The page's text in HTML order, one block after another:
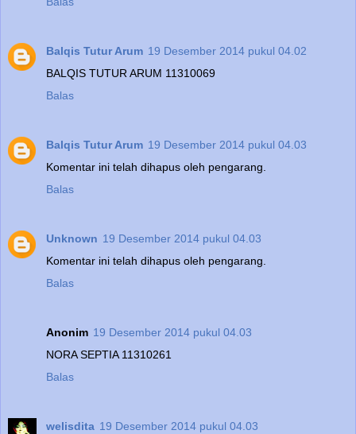
Balqis Tutur Arum 19 Desember 2014 pukul 04.02
BALQIS TUTUR ARUM 11310069
Balas
Balqis Tutur Arum 19 Desember 2014 pukul 04.03
Komentar ini telah dihapus oleh pengarang.
Balas
Unknown 19 Desember 2014 pukul 04.03
Komentar ini telah dihapus oleh pengarang.
Balas
Anonim 19 Desember 2014 pukul 04.03
NORA SEPTIA 11310261
Balas
welisdita 19 Desember 2014 pukul 04.03